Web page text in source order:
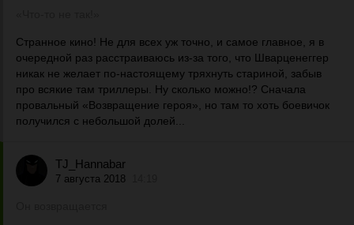
Странное кино! Не для всех уж точно, и самое главное, я в
очередной раз расстраиваюсь из-за того, что Шварценеггер
никак не желает по-настоящему тряхнуть стариной, забыв
про всякие там триллеры. Ну сколько можно!? Сначала
провальный «Возвращение героя», но там то хоть боевичок
получился с небольшой долей...
TJ_Hannabar
7 августа 2018